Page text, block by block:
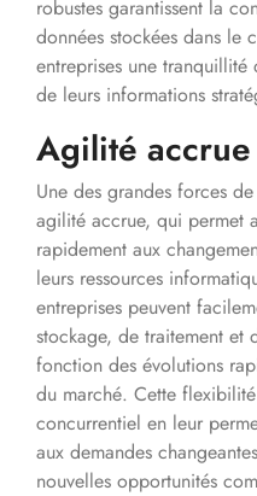
robustes garantissent la
données stockées dans le
entreprises une
de leurs informations
Agilité accrue
Une des grandes forces
agilité accrue, qui permet
rapidement aux
leurs ressources
entreprises peuvent
stockage, de traitement et
fonction des évolutions
du marché. Cette
concurrentiel en leur
aux demandes
nouvelles opportunités